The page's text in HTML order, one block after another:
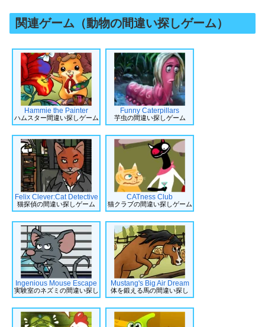
関連ゲーム（動物の間違い探しゲーム）
Hammie the Painter
ハムスター間違い探しゲーム
Funny Caterpillars
芋虫の間違い探しゲーム
Felix Clever:Cat Detective
猫探偵の間違い探しゲーム
CATness Club
猫クラブの間違い探しゲーム
Ingenious Mouse Escape
実験室のネズミの間違い探し
Mustang's Big Air Dream
体を鍛える馬の間違い探し